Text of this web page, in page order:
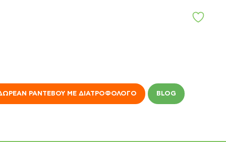
ΡΑΝΤΕΒΟΎ ΜΕ ΔΙΑΤΡΟΦΟΛΌΓΟ BLOG
Α